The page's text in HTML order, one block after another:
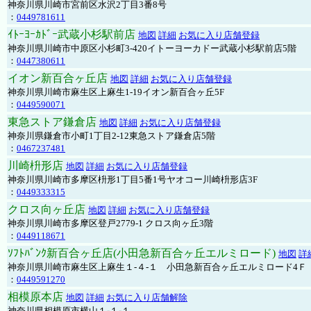
神奈川県川崎市宮前区水沢2丁目3番8号
： 0449781611
ｲﾄｰﾖｰｶﾄﾞｰ武蔵小杉駅前店 地図 詳細 お気に入り店舗登録
神奈川県川崎市中原区小杉町3-420イトーヨーカドー武蔵小杉駅前店5階
： 0447380611
イオン新百合ヶ丘店 地図 詳細 お気に入り店舗登録
神奈川県川崎市麻生区上麻生1-19イオン新百合ヶ丘5F
： 0449590071
東急ストア鎌倉店 地図 詳細 お気に入り店舗登録
神奈川県鎌倉市小町1丁目2-12東急ストア鎌倉店5階
： 0467237481
川崎枡形店 地図 詳細 お気に入り店舗登録
神奈川県川崎市多摩区枡形1丁目5番1号ヤオコー川崎枡形店3F
： 0449333315
クロス向ヶ丘店 地図 詳細 お気に入り店舗登録
神奈川県川崎市多摩区登戸2779-1 クロス向ヶ丘3階
： 0449118671
ｿﾌﾄﾊﾞﾝｸ新百合ヶ丘店(小田急新百合ヶ丘エルミロード) 地図 詳
神奈川県川崎市麻生区上麻生１-４-１ 小田急新百合ヶ丘エルミロード4Ｆ
： 0449591270
相模原本店 地図 詳細 お気に入り店舗解除